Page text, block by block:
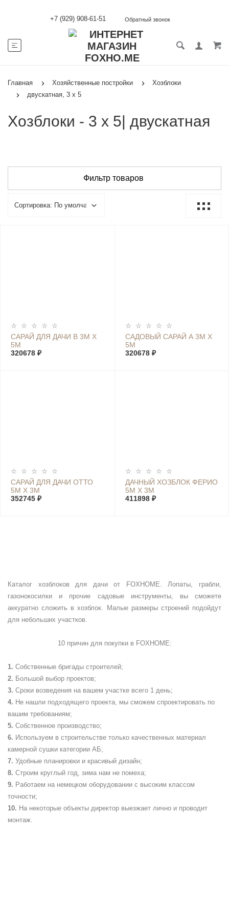
+7 (929) 908-61-51 Обратный звонок
Главная Хозяйственные постройки
Хозблоки
двускатная, 3 х 5
Хозблоки - 3 х 5| двускатная
Фильтр товаров
САРАЙ ДЛЯ ДАЧИ В 3М Х
5М
320678 ₽
САДОВЫЙ САРАЙ А 3М Х
5М
320678 ₽
САРАЙ ДЛЯ ДАЧИ ОТТО
5М Х 3М
352745 ₽
ДАЧНЫЙ ХОЗБЛОК ФЕРИО
5М Х 3М
411898 ₽
Каталог хозблоков для дачи от FOXHOME. Лопаты, грабли,
газонокосилки и прочие садовые инструменты, вы сможете
аккуратно сложить в хозблок. Малые размеры строений подойдут
для небольших участков.
10 причин для покупки в FOXHOME:
Собственные бригады строителей;
Большой выбор проектов;
Сроки возведения на вашем участке всего 1 день;
Не нашли подходящего проекта, мы сможем спроектировать по
вашим требованиям;
Собственное производство;
Используем в строительстве только качественных материал
камерной сушки категории АБ;
Удобные планировки и красивый дизайн;
Строим круглый год, зима нам не помеха;
Работаем на немецком оборудовании с высоким классом
точности;
На некоторые объекты директор выезжает лично и проводит
монтаж.